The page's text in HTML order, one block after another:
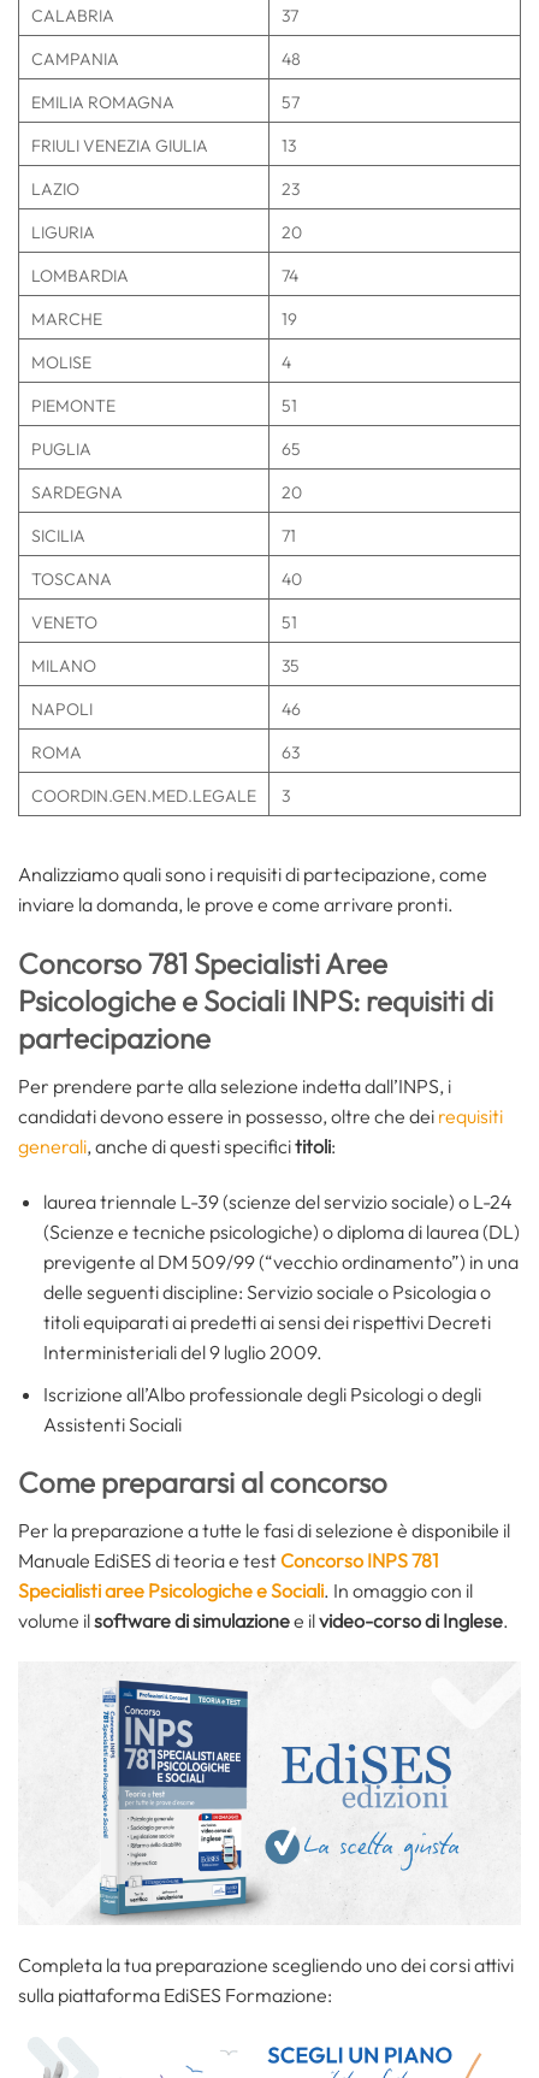
CALABRIA
37
CAMPANIA
48
EMILIA ROMAGNA
57
FRIULI VENEZIA GIULIA
13
LAZIO
23
LIGURIA
20
LOMBARDIA
74
MARCHE
19
MOLISE
4
PIEMONTE
51
PUGLIA
65
SARDEGNA
20
SICILIA
71
TOSCANA
40
VENETO
51
MILANO
35
NAPOLI
46
ROMA
63
COORDIN.GEN.MED.LEGALE
3
Analizziamo quali sono i requisiti di partecipazione, come
inviare la domanda, le prove e come arrivare pronti.
Concorso 781 Specialisti Aree
Psicologiche e Sociali INPS: requisiti di
partecipazione
Per prendere parte alla selezione indetta dall’INPS, i
candidati devono essere in possesso, oltre che dei requisiti
generali, anche di questi specificititoli:
laurea triennale L-39 (scienze del servizio sociale) o L-24
(Scienze e tecniche psicologiche) o diploma di laurea (DL)
previgente al DM 509/99 (“vecchio ordinamento”) in una
delle seguenti discipline: Servizio sociale o Psicologia o
titoli equiparati ai predetti ai sensi dei rispettivi Decreti
Interministeriali del 9 luglio 2009.
Iscrizione all’Albo professionale degli Psicologi o degli
Assistenti Sociali
Come prepararsi al concorso
Per la preparazione a tutte le fasi di selezione è disponibile il
Manuale EdiSES di teoria e testConcorso INPS 781
Specialisti aree Psicologiche e Sociali. In omaggio con il
volume ilsoftware di simulazionee ilvideo-corso di Inglese.
Completa la tua preparazione scegliendo uno dei corsi attivi
sulla piattaforma EdiSES Formazione: